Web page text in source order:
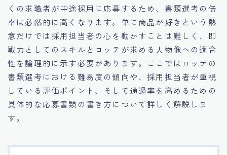
くの求職者が中途採用に応募するため、書類選考の倍
率は必然的に高くなります。単に商品が好きという熱
意だけでは採用担当者の心を動かすことは難しく、即
戦力としてのスキルとロッテが求める人物像への適合
性を論理的に示す必要があります。ここではロッテの
書類選考における難易度の傾向や、採用担当者が重視
している評価ポイント、そして通過率を高めるための
具体的な応募書類の書き方について詳しく解説しま
す。